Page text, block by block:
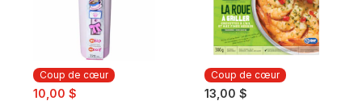
Coup de cœur
sale:
10,00 $
Coup de cœur
13,00 $